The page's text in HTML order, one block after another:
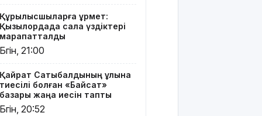
құттықтады
Телефон
алаяқтығының
туралы
ескерту
жасалды
Құрылысшыларға құрмет:
Қызылордада сала үздіктері
марапатталды
Бүгін, 21:00
Қайрат Сатыбалдының ұлына
тиесілі болған «Байсат»
базары жаңа иесін тапты
Бүгін, 20:52